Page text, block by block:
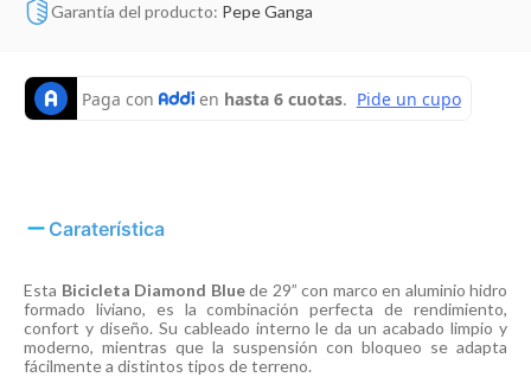
Garantía del producto: Pepe Ganga
Caraterística
Esta Bicicleta Diamond Bluede 29” con marco en aluminio hidro
formado liviano, es la combinación perfecta de rendimiento,
confort y diseño. Su cableado interno le da un acabado limpio y
moderno, mientras que la suspensión con bloqueo se adapta
fácilmente a distintos tipos de terreno.